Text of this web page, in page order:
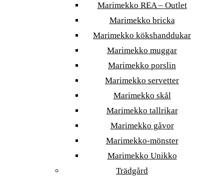
Marimekko REA – Outlet
Marimekko bricka
Marimekko kökshanddukar
Marimekko muggar
Marimekko porslin
Marimekko servetter
Marimekko skål
Marimekko tallrikar
Marimekko gåvor
Marimekko-mönster
Marimekko Unikko
Trädgård